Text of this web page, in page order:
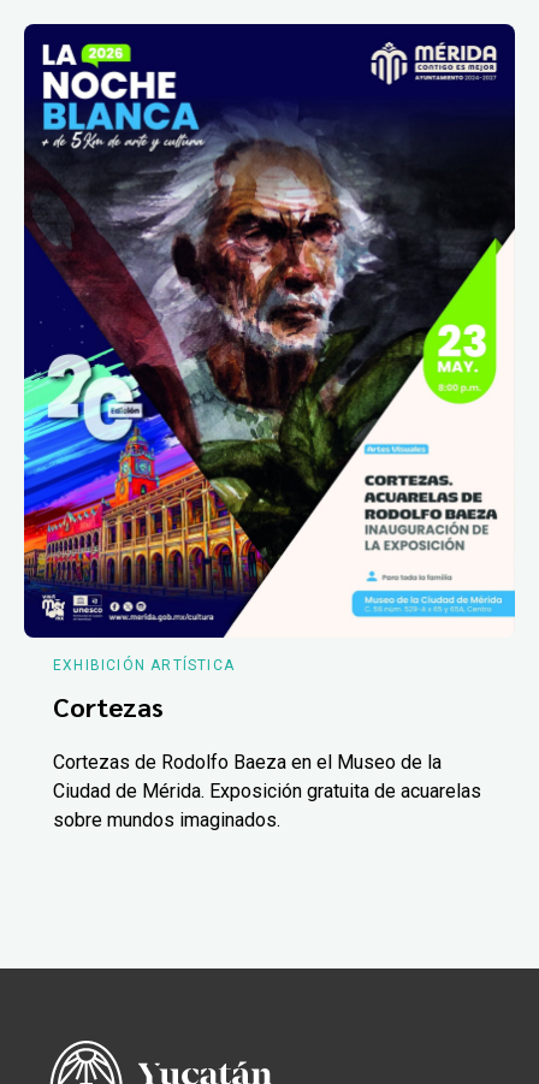
EXHIBICIÓN ARTÍSTICA
Cortezas
Cortezas de Rodolfo Baeza en el Museo de la
Ciudad de Mérida. Exposición gratuita de acuarelas
sobre mundos imaginados.